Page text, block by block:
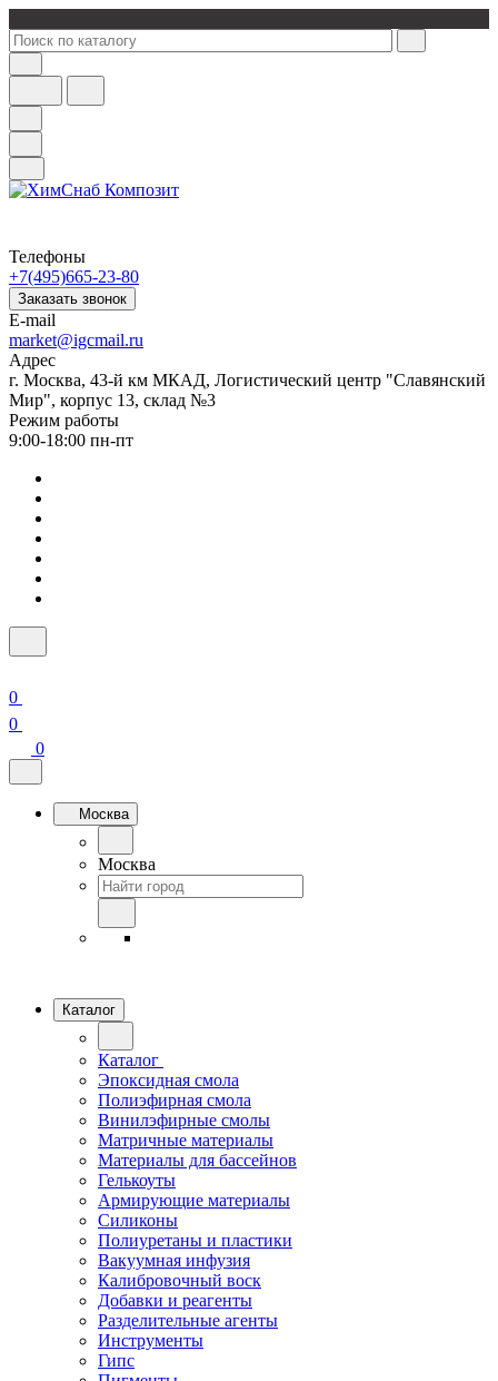
Телефоны
+7(495)665-23-80
Заказать звонок
E-mail
market@igcmail.ru
Адрес
г. Москва, 43-й км МКАД, Логистический центр "Славянский
Мир", корпус 13, склад №3
Режим работы
9:00-18:00 пн-пт
0
0
0
Москва
Москва
Каталог
Каталог
Эпоксидная смола
Полиэфирная смола
Винилэфирные смолы
Матричные материалы
Материалы для бассейнов
Гелькоуты
Армирующие материалы
Силиконы
Полиуретаны и пластики
Вакуумная инфузия
Калибровочный воск
Добавки и реагенты
Разделительные агенты
Инструменты
Гипс